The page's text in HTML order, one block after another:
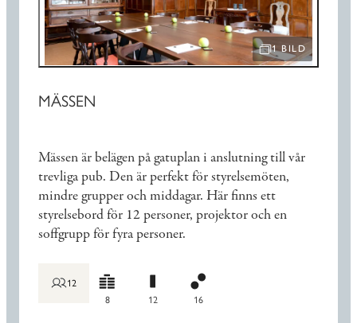
ÖPPNA BILDSPEL
1 BILD
MÄSSEN
Mässen är belägen på gatuplan i anslutning till vår
trevliga pub. Den är perfekt för styrelsemöten,
mindre grupper och middagar. Här finns ett
styrelsebord för 12 personer, projektor och en
soffgrupp för fyra personer.
12
8
12 16